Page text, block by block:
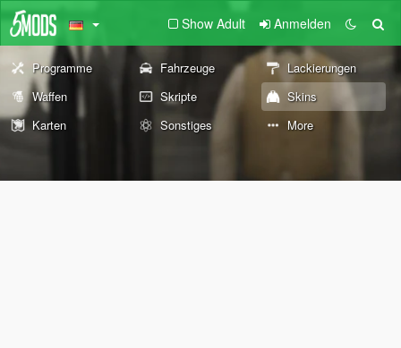
Show Adult Anmelden
Programme Fahrzeuge
Lackierungen
Waffen
Skripte
Skins
Karten
Sonstiges More